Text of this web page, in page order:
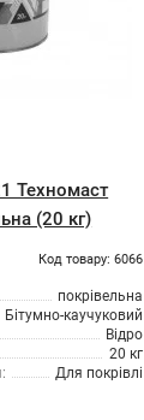
Техномаст
(20 кг)
Код товару: 6066
покрівельна
Бітумно-каучуковий
Відро
20 кг
Для покрівлі